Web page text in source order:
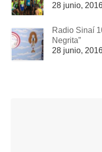
28 junio,
Radio Sinaí
Negrita”
28 junio,